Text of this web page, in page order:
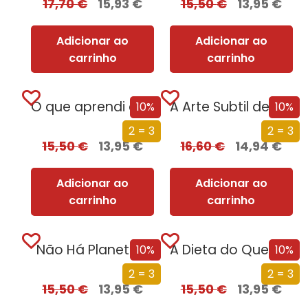
17,70€ 15,93€
Adicionar ao
carrinho
15,50€ 13,95€
Adicionar ao
carrinho
10%
2 = 3
O que aprendi em Auschwitz: 12 lições para mudar a sua vida
15,50€ 13,95€
Adicionar ao
carrinho
10%
2 = 3
A Arte Subtil de Saber Seduzir
16,60€ 14,94€
Adicionar ao
carrinho
10%
2 = 3
Não Há Planeta B
15,50€ 13,95€
10%
2 = 3
A Dieta do Que Se F*da
15,50€ 13,95€